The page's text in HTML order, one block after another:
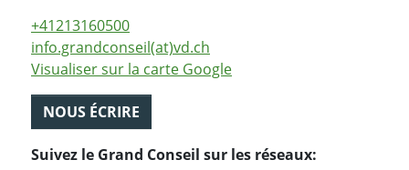
+41213160500
info.grandconseil(at)vd.ch
Visualiser sur la carte Google
NOUS ÉCRIRE
Suivez le Grand Conseil sur les réseaux: